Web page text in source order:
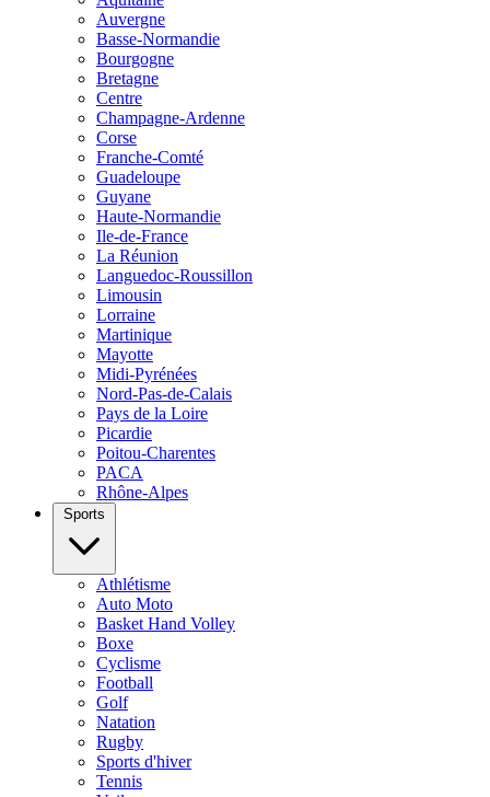
Auvergne
Basse-Normandie
Bourgogne
Bretagne
Centre
Champagne-Ardenne
Corse
Franche-Comté
Guadeloupe
Guyane
Haute-Normandie
Ile-de-France
La Réunion
Languedoc-Roussillon
Limousin
Lorraine
Martinique
Mayotte
Midi-Pyrénées
Nord-Pas-de-Calais
Pays de la Loire
Picardie
Poitou-Charentes
PACA
Rhône-Alpes
Sports
Athlétisme
Auto Moto
Basket Hand Volley
Boxe
Cyclisme
Football
Golf
Natation
Rugby
Sports d'hiver
Tennis